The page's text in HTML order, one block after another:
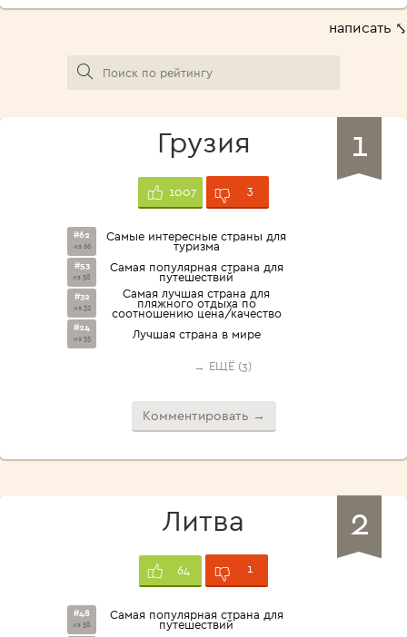
написать ⤣
1
Грузия
1007 3
#62
из 66
Самые интересные страны для
туризма
#53
из 58
Самая популярная страна для
путешествий
#32
из 32
Самая лучшая страна для
пляжного отдыха по
соотношению цена/качество
#24
из 55 Лучшая страна в мире
→ ЕЩЁ (3)
Комментировать →
2
Литва
64 1
#48
из 58
Самая популярная страна для
путешествий